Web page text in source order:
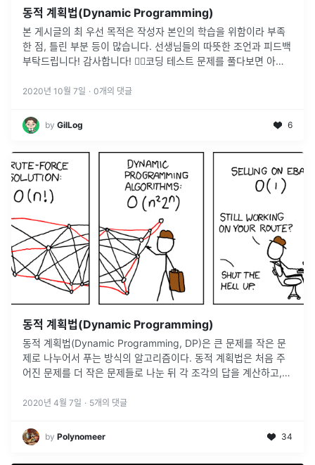
동적 계획법(Dynamic Programming)
본 게시글의 최 우선 목적은 작성자 본인의 학습을 위함이라 부족
한 점, 틀린 부분 등이 많습니다. 선생님들의 따뜻한 조언과 피드백
부탁드립니다! 감사합니다! 🙇‍♂️코딩 테스트 문제를 풀다보면 아래
숫자의 ...
2020년 10월 7일 · 0개의 댓글
by GilLog 6
동적 계획법(Dynamic Programming)
동적 계획법(Dynamic Programming, DP)은 큰 문제를 작은 문
제로 나누어서 푸는 방식의 알고리즘이다. 동적 계획법은 처음 주
어진 문제를 더 작은 문제들로 나눈 뒤 각 조각의 답을 계산하고,
할...
2020년 4월 7일 · 5개의 댓글
by Polynomeer 34